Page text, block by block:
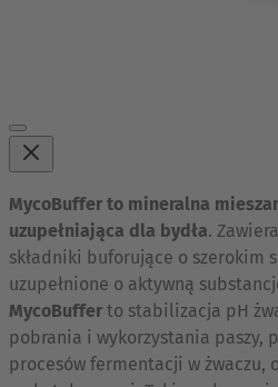
MycoBuffer to mineralna
uzupełniająca dla bydła.
składniki buforujące o szerokim
uzupełnione o aktywną
MycoBuffer to stabilizacja pH
pobrania i wykorzystania paszy,
procesów fermentacji w żwaczu,